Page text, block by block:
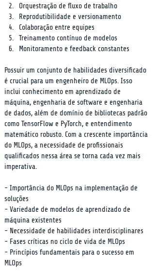
Orquestração de fluxo de trabalho
Reprodutibilidade e versionamento
Colaboração entre equipes
Treinamento contínuo de modelos
Monitoramento e feedback constantes
Possuir um conjunto de habilidades diversificado
é crucial para um engenheiro de MLOps. Isso
inclui conhecimento em aprendizado de
máquina, engenharia de software e engenharia
de dados, além de domínio de bibliotecas padrão
como TensorFlow e PyTorch, e entendimento
matemático robusto. Com a crescente importância
do MLOps, a necessidade de profissionais
qualificados nessa área se torna cada vez mais
imperativa.
- Importância do MLOps na implementação de
soluções
- Variedade de modelos de aprendizado de
máquina existentes
- Necessidade de habilidades interdisciplinares
- Fases críticas no ciclo de vida de MLOps
- Princípios fundamentais para o sucesso em
MLOps